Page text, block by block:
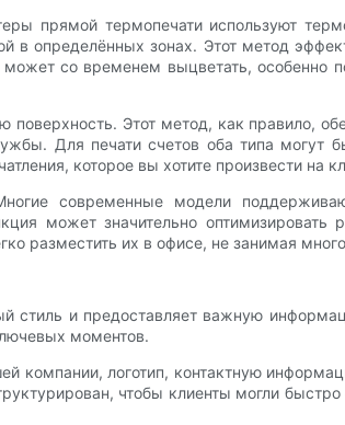
прямой термопечати используют
в определённых зонах. Этот метод
может со временем выцветать, особенно
Этот метод, как правило,
Для печати счетов оба типа могут
которое вы хотите произвести на
современные модели
может значительно оптимизировать
разместить их в офисе, не занимая
стиль и предоставляет важную
моментов.
компании, логотип, контактную
чтобы клиенты могли быстро